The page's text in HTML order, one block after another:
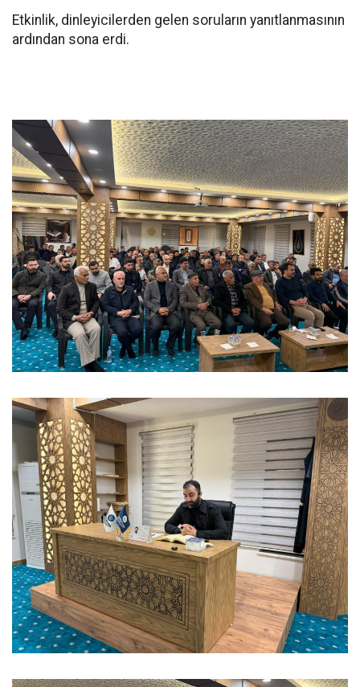
Etkinlik, dinleyicilerden gelen soruların yanıtlanmasının
ardından sona erdi.